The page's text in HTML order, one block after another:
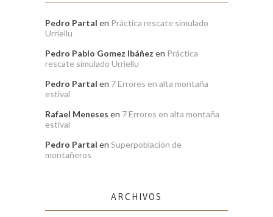
Pedro Partal en Práctica rescate simulado
Urriellu
Pedro Pablo Gomez Ibáñez en Práctica
rescate simulado Urriellu
Pedro Partal en 7 Errores en alta montaña
estival
Rafael Meneses en 7 Errores en alta montaña
estival
Pedro Partal en Superpoblación de
montañeros
ARCHIVOS